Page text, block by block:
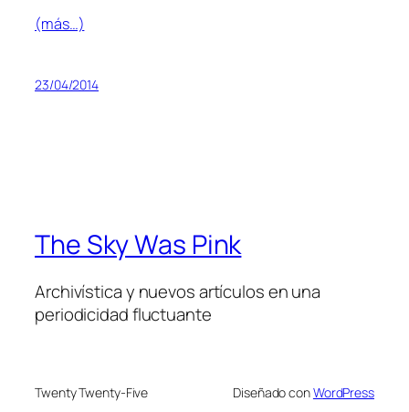
(más…)
23/04/2014
The Sky Was Pink
Archivística y nuevos artículos en una
periodicidad fluctuante
Twenty Twenty-Five Diseñado conWordPress